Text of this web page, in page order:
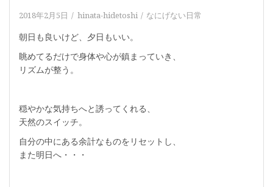
2018年2月5日 hinata-hidetoshi なにげない日常
朝日も良いけど、夕日もいい。
眺めてるだけで身体や心が鎮まっていき、
リズムが整う。
穏やかな気持ちへと誘ってくれる、
天然のスイッチ。
自分の中にある余計なものをリセットし、
また明日へ・・・